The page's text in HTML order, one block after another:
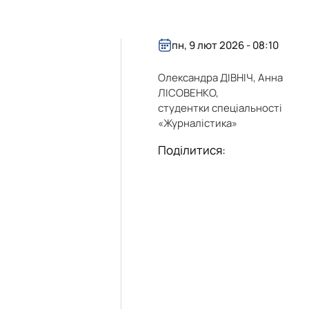
пн, 9 лют 2026 - 08:10
Олександра ДІВНІЧ, Анна
ЛІСОВЕНКО,
студентки спеціальності
«Журналістика»
Поділитися: